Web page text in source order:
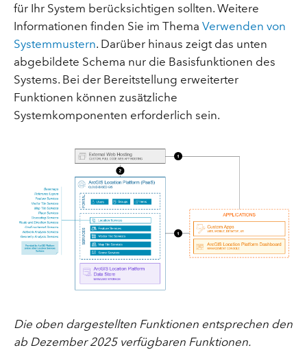
für Ihr System berücksichtigen sollten. Weitere
Informationen finden Sie im Thema Verwenden von
Systemmustern. Darüber hinaus zeigt das unten
abgebildete Schema nur die Basisfunktionen des
Systems. Bei der Bereitstellung erweiterter
Funktionen können zusätzliche
Systemkomponenten erforderlich sein.
Die oben dargestellten Funktionen entsprechen den
ab Dezember 2025 verfügbaren Funktionen.